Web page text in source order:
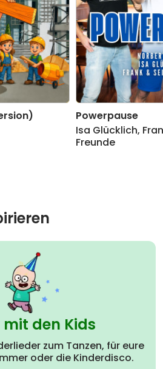
Powerpause
Isa Glücklich,
Freunde
den Kids
zum Tanzen, für eure
oder die Kinderdisco.